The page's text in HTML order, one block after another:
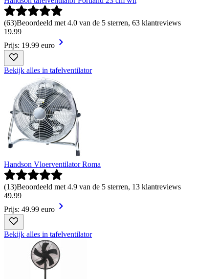
(63)Beoordeeld met 4.0 van de 5 sterren, 63 klantreviews
19.99
Prijs: 19.99 euro
Bekijk alles in tafelventilator
Handson Vloerventilator Roma
(13)Beoordeeld met 4.9 van de 5 sterren, 13 klantreviews
49.99
Prijs: 49.99 euro
Bekijk alles in tafelventilator